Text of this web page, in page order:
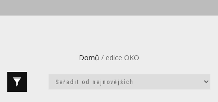
Domů / edice OKO